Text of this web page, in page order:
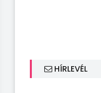
HÍRLEVÉL